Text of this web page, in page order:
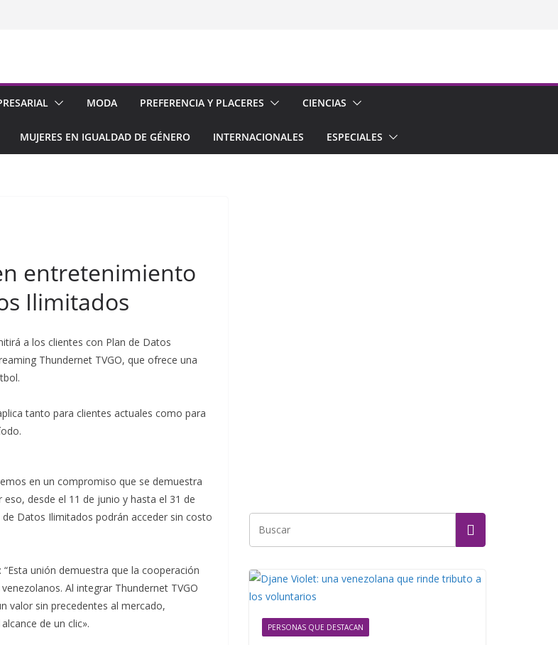
MODA PREFERENCIA Y PLACERES CIENCIAS
MUJERES EN IGUALDAD DE GÉNERO INTERNACIONALES ESPECIALES
entretenimiento
Ilimitados
a los clientes con Plan de Datos
Thundernet TVGO, que ofrece una
tanto para clientes actuales como para
en un compromiso que se demuestra
desde el 11 de junio y hasta el 31 de
Datos Ilimitados podrán acceder sin costo
unión demuestra que la cooperación
Al integrar Thundernet TVGO
valor sin precedentes al mercado,
de un clic».
PERSONAS QUE DESTACAN